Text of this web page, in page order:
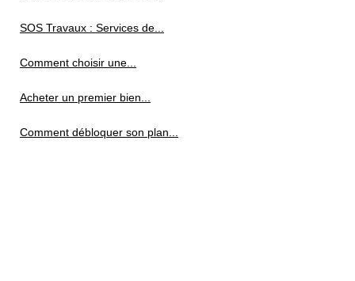
SOS Travaux : Services de...
Comment choisir une...
Acheter un premier bien...
Comment débloquer son plan...